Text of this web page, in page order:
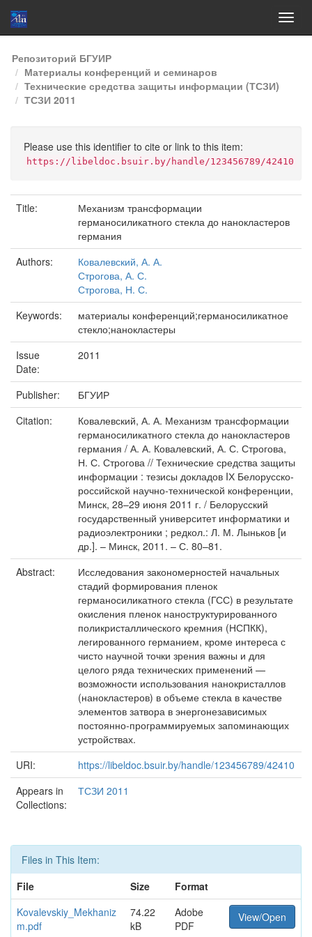
Skip
navigation
Репозиторий БГУИР
Материалы конференций и семинаров
Технические средства защиты информации (ТСЗИ)
ТСЗИ 2011
Please use this identifier to cite or link to this item:
https://libeldoc.bsuir.by/handle/123456789/42410
Title:
Механизм трансформации
германосиликатного стекла до нанокластеров
германия
Authors:
Ковалевский, А. А.
Строгова, А. С.
Строгова, Н. С.
Keywords:
материалы конференций;германосиликатное
стекло;нанокластеры
Issue
Date:
2011
Publisher:
БГУИР
Citation:
Ковалевский, А. А. Механизм трансформации
германосиликатного стекла до нанокластеров
германия / А. А. Ковалевский, А. С. Строгова,
Н. С. Строгова // Технические средства защиты
информации : тезисы докладов IХ Белорусско-
российской научно-технической конференции,
Минск, 28–29 июня 2011 г. / Белорусский
государственный университет информатики и
радиоэлектроники ; редкол.: Л. М. Лыньков [и
др.]. – Минск, 2011. – С. 80–81.
Abstract:
Исследования закономерностей начальных
стадий формирования пленок
германосиликатного стекла (ГСС) в результате
окисления пленок наноструктурированного
поликристаллического кремния (НСПКК),
легированного германием, кроме интереса с
чисто научной точки зрения важны и для
целого ряда технических применений —
возможности использования нанокристаллов
(нанокластеров) в объеме стекла в качестве
элементов затвора в энергонезависимых
постоянно-программируемых запоминающих
устройствах.
URI:
https://libeldoc.bsuir.by/handle/123456789/42410
Appears in
Collections:
ТСЗИ 2011
Files in This Item:
File
Size
Format
Kovalevskiy_Mekhaniz
m.pdf
74.22
kB
Adobe
PDF
View/Open